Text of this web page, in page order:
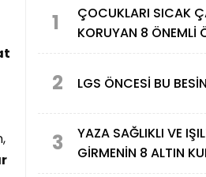
1
ÇOCUKLARI SICAK
KORUYAN 8 ÖNEMLİ
2 LGS ÖNCESİ BU
3
YAZA SAĞLIKLI VE
GİRMENİN 8 ALTIN